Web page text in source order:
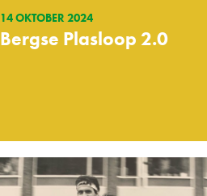
14 OKTOBER 2024
Bergse Plasloop 2.0